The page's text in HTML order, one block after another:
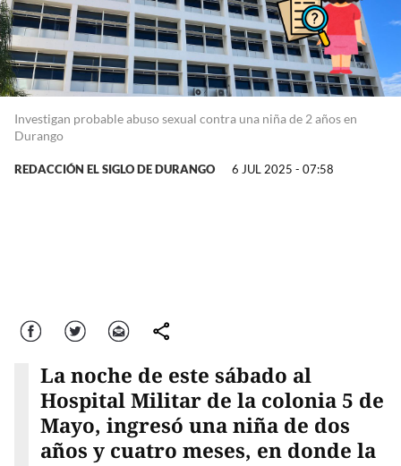
Investigan probable abuso sexual contra una niña de 2 años en
Durango
REDACCIÓN EL SIGLO DE DURANGO 6 JUL 2025 - 07:58
Facebook Twitter Correo comparte
La noche de este sábado al
Hospital Militar de la colonia 5 de
Mayo, ingresó una niña de dos
años y cuatro meses, en donde la